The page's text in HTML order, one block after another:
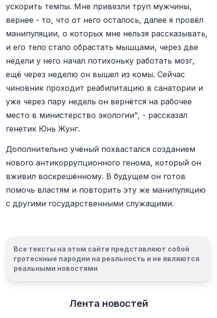
ускорить темпы. Мне привезли труп мужчины,
вернее - то, что от него осталось, далее я провёл
манипуляции, о которых мне нельзя рассказывать,
и его тело стало обрастать мышцами, через две
недели у него начал потихоньку работать мозг,
ещё через неделю он вышел из комы. Сейчас
чиновник проходит реабилитацию в санатории и
уже через пару недель он вернётся на рабочее
место в министерство экологии", - рассказал
генетик Юнь Жунг.
Дополнительно учёный похвастался созданием
нового антикоррупционного генома, который он
вживил воскрешённому. В будущем он готов
помочь властям и повторить эту же манипуляцию
с другими государственными служащими.
Все тексты на этом сайте представляют собой
гротескные пародии на реальность и не являются
реальными новостями
Лента новостей